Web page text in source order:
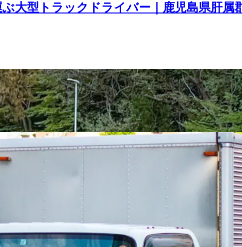
大型トラックドライバー｜鹿児島県肝属
免許 未経験者歓迎 日勤のみ
）｜鹿児島県肝属郡肝付町